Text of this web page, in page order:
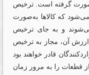
گرفته است. ترخیص
که کالاها به‌صورت
و به جای ترخیص
ارزش آن، مجاز به ترخیص
قادر خواهند بود
قطعات را به مرور زمان